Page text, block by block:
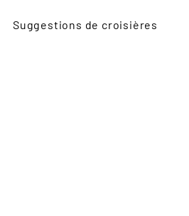
Suggestions de croisières